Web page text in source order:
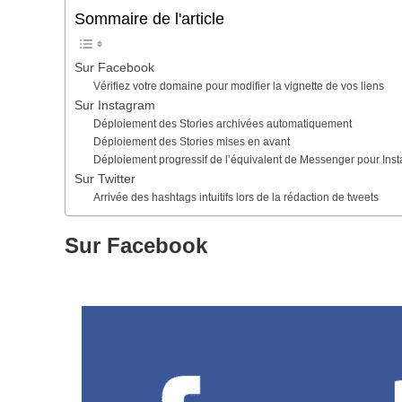
Sommaire de l'article
Sur Facebook
Vérifiez votre domaine pour modifier la vignette de vos liens
Sur Instagram
Déploiement des Stories archivées automatiquement
Déploiement des Stories mises en avant
Déploiement progressif de l’équivalent de Messenger pour
Sur Twitter
Arrivée des hashtags intuitifs lors de la rédaction de tweets
Sur Facebook